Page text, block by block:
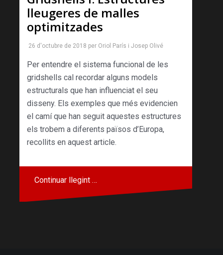
lleugeres de malles
optimitzades
26 d'octubre de 2018 per Oriol París i Josep Olivé
Per entendre el sistema funcional de les
gridshells cal recordar alguns models
estructurals que han influenciat el seu
disseny. Els exemples que més evidencien
el camí que han seguit aquestes estructures
els trobem a diferents països d’Europa,
recollits en aquest article.
Continuar llegint …